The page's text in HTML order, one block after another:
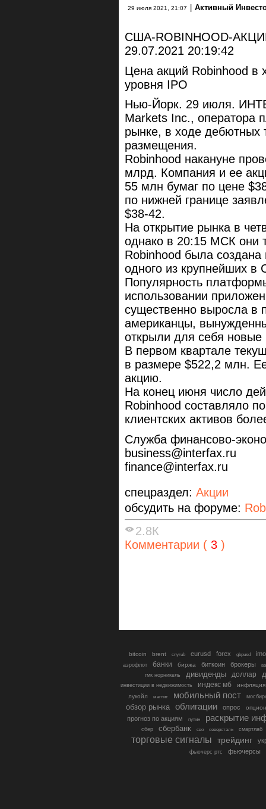
29 июля 2021, 21:07 Активный
США-ROBINHOOD-
29.07.2021 20:19:42
Цена акций Robinhood в
уровня IPO
Нью-Йорк. 29 июля.
Markets Inc., оператора
рынке, в ходе дебютных
размещения.
Robinhood накануне
млрд. Компания и ее
55 млн бумаг по цене
по нижней границе
$38-42.
На открытие рынка в
однако в 20:15 МСК они
Robinhood была создана
одного из крупнейших
Популярность
использовании
существенно выросла в
американцы,
открыли для себя новые
В первом квартале
в размере $522,2 млн.
акцию.
На конец июня число
Robinhood составляло
клиентских активов
Служба финансово-
business@interfax.ru
finance@interfax.ru
спецраздел: Акции
обсудить на форуме:
2.8К
Комментарии ( 3 )
bitcoin brent cnyrub eurusd forex gbpusd
аэрофлот банки биржа биткоин брокеры
гмк норникель
дивиденды доллар
инвестиции в недвижимость индекс мб
инфляция
лукойл
магнит мобильный пост
обзор рынка облигации опрос
прогноз по акциям путин раскрытие
сбер сбербанк сво северсталь смартлаб
торговые сигналы трейдинг
фьючерс ртс фьючерсы